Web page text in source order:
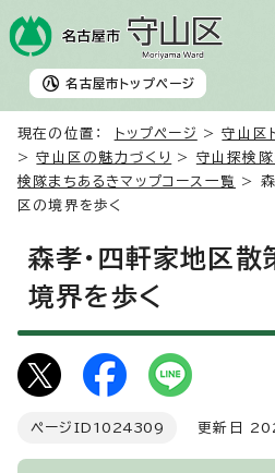
名古屋市 トップページ
現在の位置： トップページ >守山区
>守山区の魅力づくり > 守山探検隊
検隊まちあるきマップコース一覧
> 森
区の境界を歩く
森孝・四軒家地区
境界を歩く
ページID 1024309 更新日